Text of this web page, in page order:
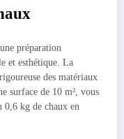
préparation
et esthétique. La
des matériaux
surface de 10 m², vous
0,6 kg de chaux en